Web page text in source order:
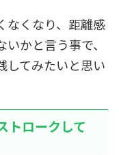
なくなり、距離感
かと言う事で、
してみたいと思い
トロークして